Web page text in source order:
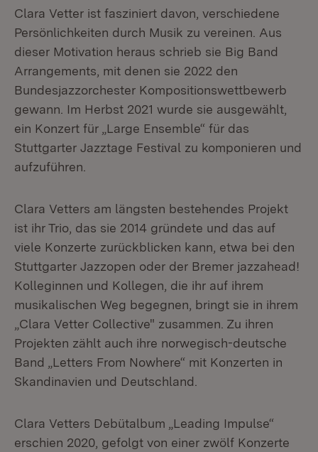
Clara Vetter ist fasziniert davon, verschiedene
Persönlichkeiten durch Musik zu vereinen. Aus
dieser Motivation heraus schrieb sie Big Band
Arrangements, mit denen sie 2022 den
Bundesjazzorchester Kompositionswettbewerb
gewann. Im Herbst 2021 wurde sie ausgewählt,
ein Konzert für „Large Ensemble“ für das
Stuttgarter Jazztage Festival zu komponieren und
aufzuführen.
Clara Vetters am längsten bestehendes Projekt
ist ihr Trio, das sie 2014 gründete und das auf
viele Konzerte zurückblicken kann, etwa bei den
Stuttgarter Jazzopen oder der Bremer jazzahead!
Kolleginnen und Kollegen, die ihr auf ihrem
musikalischen Weg begegnen, bringt sie in ihrem
„Clara Vetter Collective" zusammen. Zu ihren
Projekten zählt auch ihre norwegisch-deutsche
Band „Letters From Nowhere“ mit Konzerten in
Skandinavien und Deutschland.
Clara Vetters Debütalbum „Leading Impulse“
erschien 2020, gefolgt von einer zwölf Konzerte